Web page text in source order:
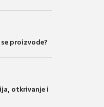
proizvode?
otkrivanje i